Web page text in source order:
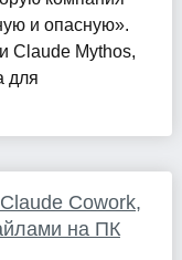
и опасную».
Claude Mythos,
для
Cowork,
на ПК